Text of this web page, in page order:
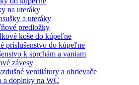
na uteráky
a uteráky
predložky
koše do kúpeľne
príslušenstvo do kúpeľne
k sprchám a vaniam
závesy
ventilátory a ohrievače
a doplnky na WC